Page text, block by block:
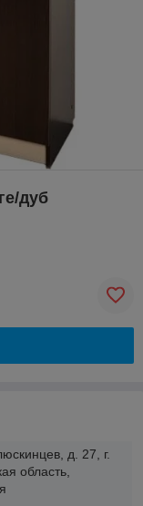
дуб
д. 27, г.
область,